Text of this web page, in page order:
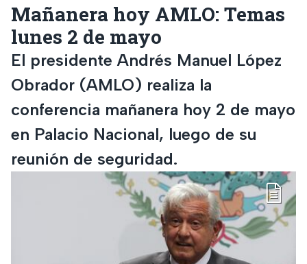
Mañanera hoy AMLO: Temas
lunes 2 de mayo
El presidente Andrés Manuel López
Obrador (AMLO) realiza la
conferencia mañanera hoy 2 de mayo
en Palacio Nacional, luego de su
reunión de seguridad.